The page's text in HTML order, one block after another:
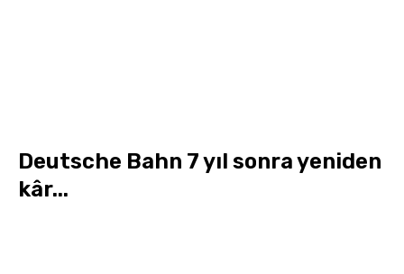
Deutsche Bahn 7 yıl sonra yeniden
kâr...